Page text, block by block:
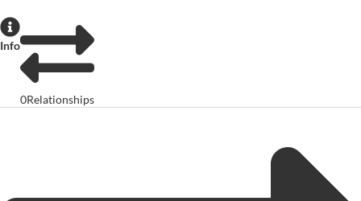
Info
0Relationships